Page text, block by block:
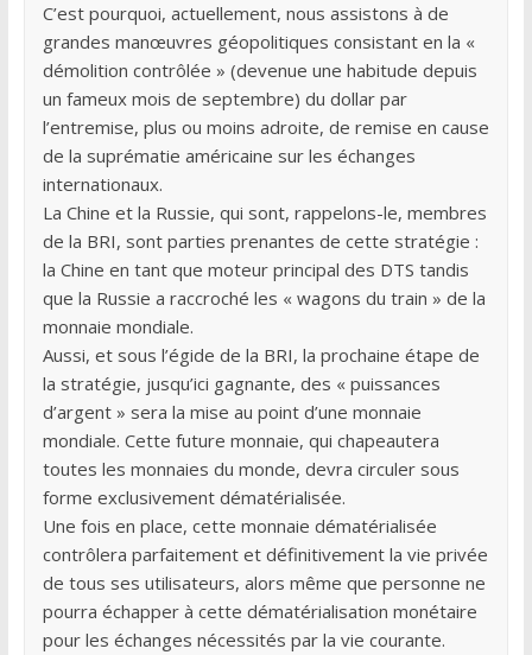
C’est pourquoi, actuellement, nous assistons à de
grandes manœuvres géopolitiques consistant en la «
démolition contrôlée » (devenue une habitude depuis
un fameux mois de septembre) du dollar par
l’entremise, plus ou moins adroite, de remise en cause
de la suprématie américaine sur les échanges
internationaux.
La Chine et la Russie, qui sont, rappelons-le, membres
de la BRI, sont parties prenantes de cette stratégie :
la Chine en tant que moteur principal des DTS tandis
que la Russie a raccroché les « wagons du train » de la
monnaie mondiale.
Aussi, et sous l’égide de la BRI, la prochaine étape de
la stratégie, jusqu’ici gagnante, des « puissances
d’argent » sera la mise au point d’une monnaie
mondiale. Cette future monnaie, qui chapeautera
toutes les monnaies du monde, devra circuler sous
forme exclusivement dématérialisée.
Une fois en place, cette monnaie dématérialisée
contrôlera parfaitement et définitivement la vie privée
de tous ses utilisateurs, alors même que personne ne
pourra échapper à cette dématérialisation monétaire
pour les échanges nécessités par la vie courante.